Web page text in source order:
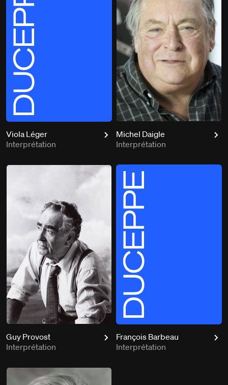
Viola Léger
Interprétation
Michel Daigle
Interprétation
Guy Provost
Interprétation
François Barbeau
Interprétation